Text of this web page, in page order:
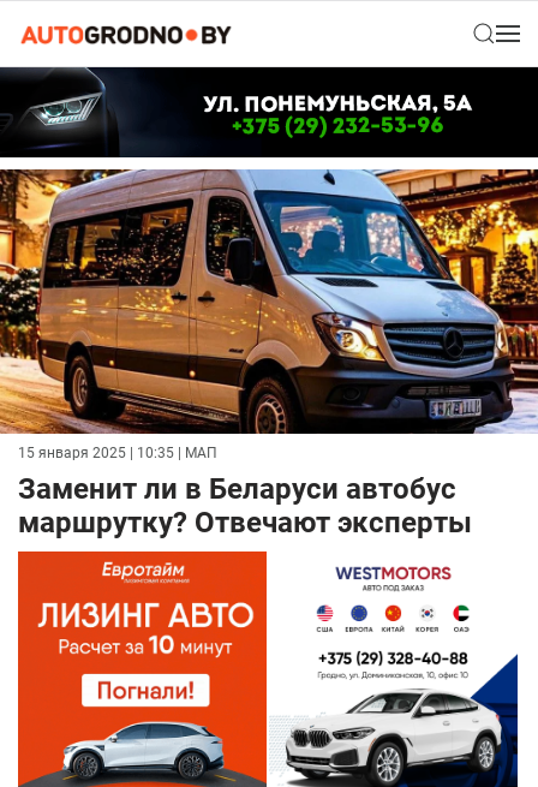
15 января 2025 | 10:35 | МАП
Заменит ли в Беларуси автобус
маршрутку? Отвечают эксперты